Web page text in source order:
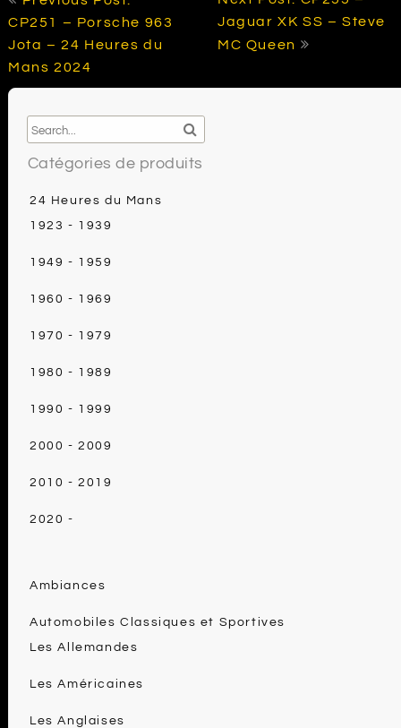
CP251 – Porsche 963
Jota – 24 Heures du
Mans 2024
Jaguar XK SS – Steve
MC Queen
Catégories de produits
24 Heures du Mans
1923 - 1939
1949 - 1959
1960 - 1969
1970 - 1979
1980 - 1989
1990 - 1999
2000 - 2009
2010 - 2019
2020 -
Ambiances
Automobiles Classiques et Sportives
Les Allemandes
Les Américaines
Les Anglaises